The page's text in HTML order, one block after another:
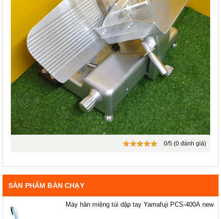
0/5 (0 đánh giá)
SẢN PHẨM BÁN CHẠY
Máy hàn miệng túi dập tay Yamafuji PCS-400A new